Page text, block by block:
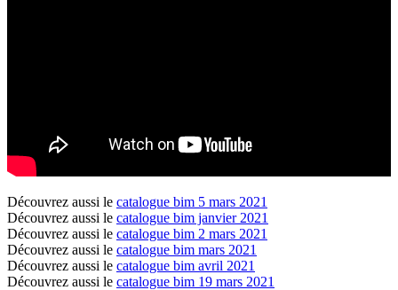
Découvrez aussi le catalogue bim 5 mars 2021
Découvrez aussi le catalogue bim janvier 2021
Découvrez aussi le catalogue bim 2 mars 2021
Découvrez aussi le catalogue bim mars 2021
Découvrez aussi le catalogue bim avril 2021
Découvrez aussi le catalogue bim 19 mars 2021